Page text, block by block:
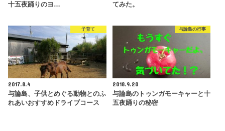
十五夜踊りのヨ…
てみた。
子育て
2017.8.4
与論島、子供とめぐる動物とのふ
れあいおすすめドライブコース
与論島の行事
2018.9.20
与論島のトゥンガモーキャーと十
五夜踊りの秘密